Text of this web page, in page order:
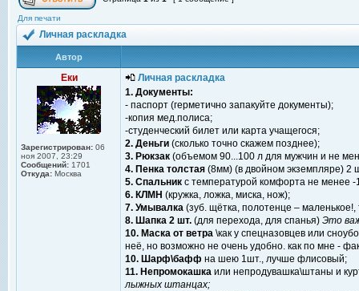
Для печати
Личная раскладка
Автор
Еки
Зарегистрирован: 06
ноя 2007, 23:29
Сообщений: 1701
Откуда: Москва
Личная раскладка
1. Документы:
- паспорт (герметично запакуйте документы);
-копия мед.полиса;
-студенческий билет или карта учащегося;
2. Деньги (сколько точно скажем позднее);
3. Рюкзак (объемом 90...100 л для мужчин и не
4. Пенка толстая (8мм) (в двойном экземпляре) 2
5. Спальник с температурой комфорта не менее -
6. КЛМН (кружка, ложка, миска, нож);
7. Умывалка (зуб. щётка, полотенце –
8. Шапка 2 шт. (для перехода, для спанья) Это
10. Маска от ветра \как у спецназовцев или
неё, но возможно не очень удобно. как по мне -
10. Шарф\бафф на шею 1шт., лучше флисовый;
11. Непромокашка или непродувашка\штаны и
лыжных штанцах;